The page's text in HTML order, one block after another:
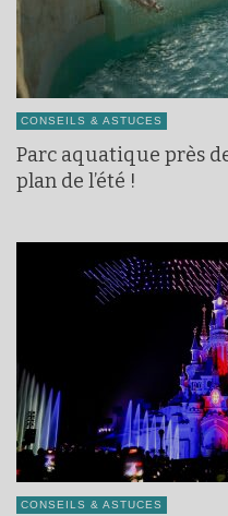
CONSEILS & ASTUCES
Parc aquatique près
plan de l’été !
CONSEILS & ASTUCES